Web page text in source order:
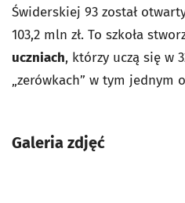
Świderskiej 93 został
103,2 mln zł. To szkoła
uczniach, którzy uczą się w
„zerówkach” w tym jednym
Galeria zdjęć